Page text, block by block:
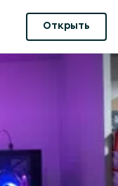
Открыть